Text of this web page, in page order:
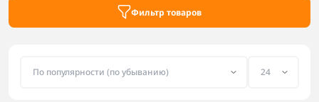
Фильтр товаров